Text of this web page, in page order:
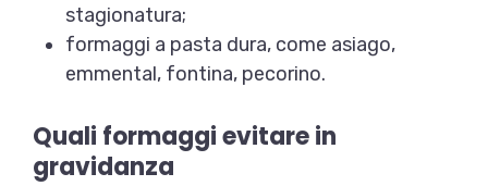
stagionatura;
formaggi a pasta dura, come asiago,
emmental, fontina, pecorino.
Quali formaggi evitare in
gravidanza